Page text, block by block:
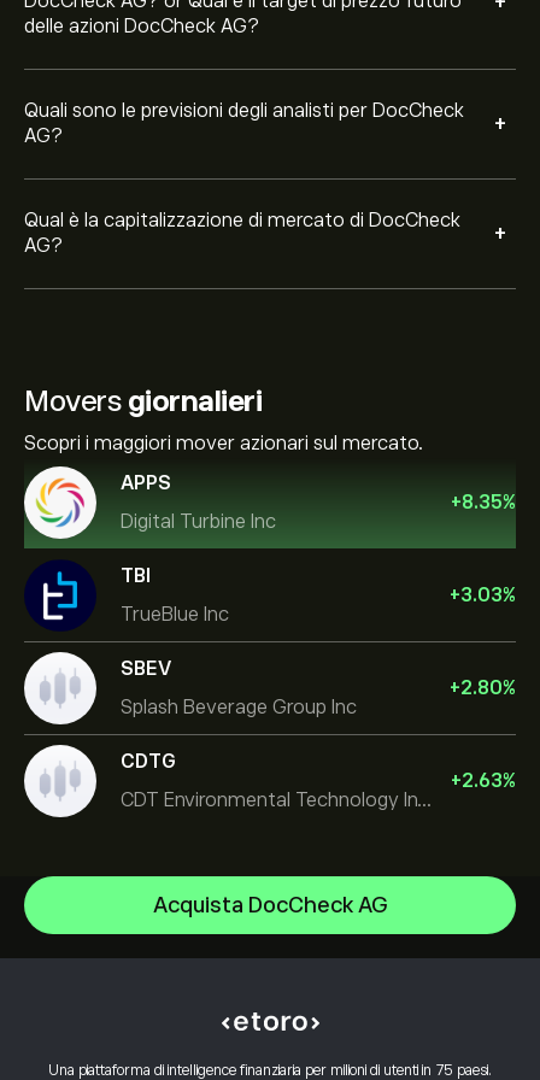
delle azioni DocCheck AG?
Quali sono le previsioni degli analisti per DocCheck
AG?
+
Qual è la capitalizzazione di mercato di DocCheck
AG?
+
Movers giornalieri
Scopri i maggiori mover azionari sul mercato.
APPS
Digital Turbine Inc
+8.35%
TBI
TrueBlue Inc
+3.03%
SBEV
Splash Beverage Group Inc
+2.80%
CDTG
CDT Environmental Technology Investment Holdings L
+2.63%
Acquista DocCheck AG
Una piattaforma di intelligence finanziaria per milioni di utenti in 75 paesi.
NVIDIA Corporation
Amazon.com Inc
Micron Technology, Inc.
Cos'è Leva e Margine